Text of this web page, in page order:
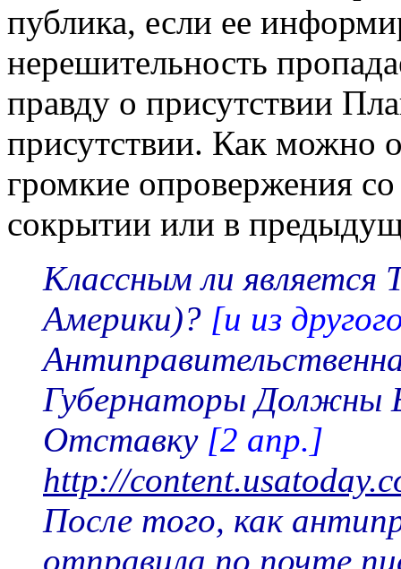
публика, если ее
нерешительность
правду о присутствии
присутствии. Как можно
громкие опровержения
сокрытии или в
Классным ли является
Америки)? [и из
Губернаторы Должны
Отставку [2 апр.]
http://
После того, как
отправила по почте